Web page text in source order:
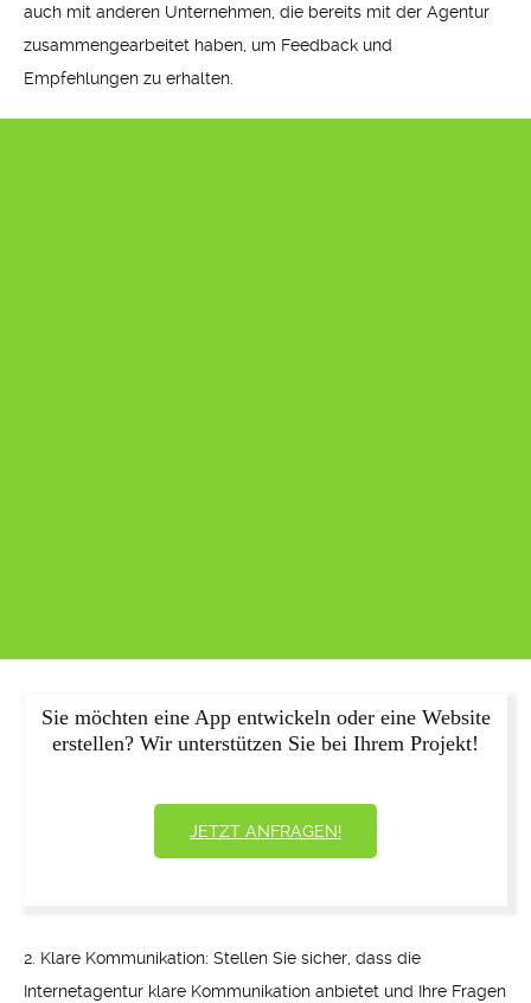
auch mit anderen Unternehmen, die bereits mit der Agentur
zusammengearbeitet haben, um Feedback und
Empfehlungen zu erhalten.
Sie möchten eine App entwickeln oder eine Website
erstellen? Wir unterstützen Sie bei Ihrem Projekt!
JETZT ANFRAGEN!
2. Klare Kommunikation: Stellen Sie sicher, dass die
Internetagentur klare Kommunikation anbietet und Ihre Fragen